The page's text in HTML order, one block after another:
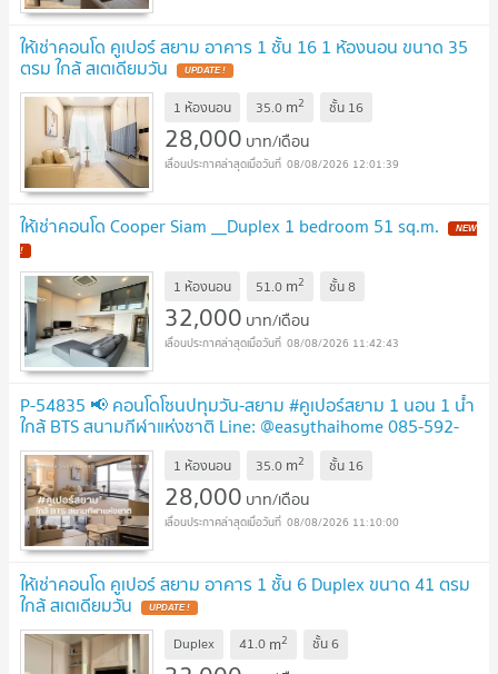
ให้เช่าคอนโด คูเปอร์ สยาม อาคาร 1 ชั้น 16 1 ห้องนอน ขนาด 35
ตรม ใกล้ สเตเดียมวัน
1 ห้องนอน 35.0 m2 ชั้น 16
28,000 บาท/เดือน
08/08/2026 12:01:39
ให้เช่าคอนโด Cooper Siam __Duplex 1 bedroom 51 sq.m.
1 ห้องนอน 51.0 m2 ชั้น8
32,000 บาท/เดือน
08/08/2026 11:42:43
P-54835 📢 คอนโดโซนปทุมวัน-สยาม #คูเปอร์สยาม 1 นอน 1 น้ำ
ใกล้ BTS สนามกีฬาแห่งชาติ Line: @easythaihome 085-592-
2897
1 ห้องนอน 35.0 m2 ชั้น 16
28,000 บาท/เดือน
08/08/2026 11:10:00
ให้เช่าคอนโด คูเปอร์ สยาม อาคาร 1 ชั้น 6 Duplex ขนาด 41 ตรม
ใกล้ สเตเดียมวัน
Duplex 41.0 m2 ชั้น6